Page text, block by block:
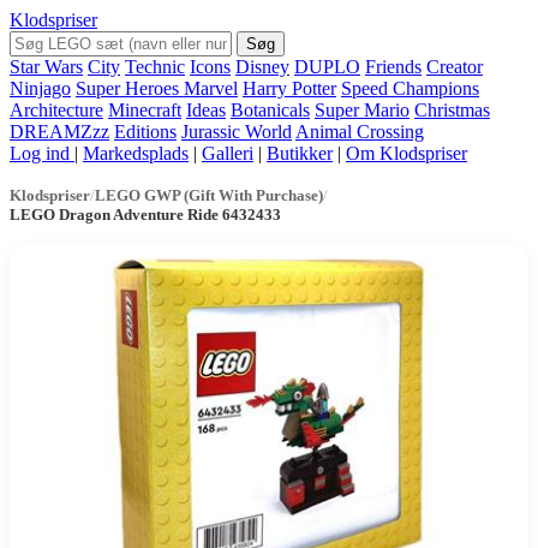
Klodspriser
Søg
Star Wars City Technic Icons Disney DUPLO Friends Creator
Ninjago Super Heroes Marvel Harry Potter Speed Champions
Architecture Minecraft Ideas Botanicals Super Mario Christmas
DREAMZzz Editions Jurassic World Animal Crossing
Log ind | Markedsplads | Galleri | Butikker | Om Klodspriser
Klodspriser/LEGO GWP (Gift With Purchase)/
LEGO Dragon Adventure Ride 6432433